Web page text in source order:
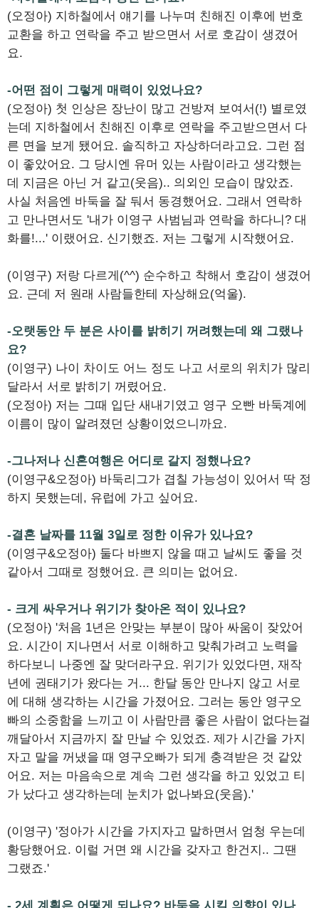
(오정아) 지하철에서 얘기를 나누며 친해진 이후에 번호
교환을 하고 연락을 주고 받으면서 서로 호감이 생겼어
요.
-어떤 점이 그렇게 매력이 있었나요?
(오정아) 첫 인상은 장난이 많고 건방져 보여서(!) 별로였
는데 지하철에서 친해진 이후로 연락을 주고받으면서 다
른 면을 보게 됐어요. 솔직하고 자상하더라고요. 그런 점
이 좋았어요. 그 당시엔 유머 있는 사람이라고 생각했는
데 지금은 아닌 거 같고(웃음).. 의외인 모습이 많았죠.
사실 처음엔 바둑을 잘 둬서 동경했어요. 그래서 연락하
고 만나면서도 '내가 이영구 사범님과 연락을 하다니? 대
화를!...' 이랬어요. 신기했죠. 저는 그렇게 시작했어요.
(이영구) 저랑 다르게(^^) 순수하고 착해서 호감이 생겼어
요. 근데 저 원래 사람들한테 자상해요(억울).
-오랫동안 두 분은 사이를 밝히기 꺼려했는데 왜 그랬나
요?
(이영구) 나이 차이도 어느 정도 나고 서로의 위치가 많리
달라서 서로 밝히기 꺼렸어요.
(오정아) 저는 그때 입단 새내기였고 영구 오빤 바둑계에
이름이 많이 알려졌던 상황이었으니까요.
-그나저나 신혼여행은 어디로 갈지 정했나요?
(이영구&오정아) 바둑리그가 겹칠 가능성이 있어서 딱 정
하지 못했는데, 유럽에 가고 싶어요.
-결혼 날짜를 11월 3일로 정한 이유가 있나요?
(이영구&오정아) 둘다 바쁘지 않을 때고 날씨도 좋을 것
같아서 그때로 정했어요. 큰 의미는 없어요.
- 크게 싸우거나 위기가 찾아온 적이 있나요?
(오정아) '처음 1년은 안맞는 부분이 많아 싸움이 잦았어
요. 시간이 지나면서 서로 이해하고 맞춰가려고 노력을
하다보니 나중엔 잘 맞더라구요. 위기가 있었다면, 재작
년에 권태기가 왔다는 거... 한달 동안 만나지 않고 서로
에 대해 생각하는 시간을 가졌어요. 그러는 동안 영구오
빠의 소중함을 느끼고 이 사람만큼 좋은 사람이 없다는걸
깨달아서 지금까지 잘 만날 수 있었죠. 제가 시간을 가지
자고 말을 꺼냈을 때 영구오빠가 되게 충격받은 것 같았
어요. 저는 마음속으로 계속 그런 생각을 하고 있었고 티
가 났다고 생각하는데 눈치가 없나봐요(웃음).'
(이영구) '정아가 시간을 가지자고 말하면서 엄청 우는데
황당했어요. 이럴 거면 왜 시간을 갖자고 한건지.. 그땐
그랬죠.'